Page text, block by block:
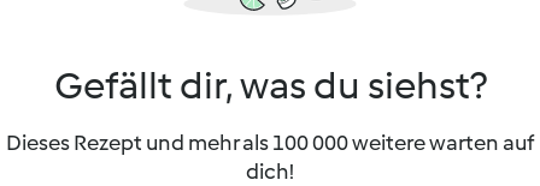
Gefällt dir, was du siehst?
Dieses Rezept und mehr als 100 000 weitere warten auf
dich!